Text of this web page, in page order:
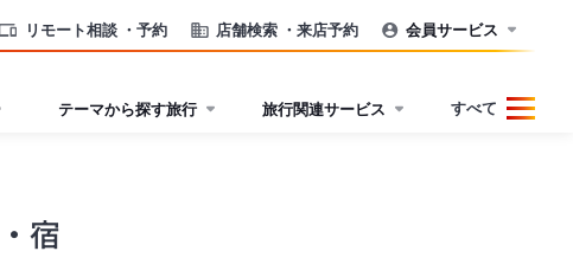
リモート相談 ・予約 店舗検索 ・来店予約 会員サービス
テーマから探す旅行 旅行関連サービス すべて
宿